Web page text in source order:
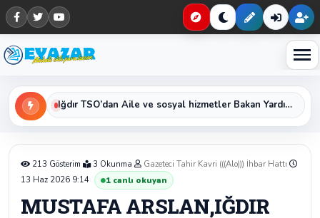
Haberleri keşfet
Iğdır TSO’dan Aile ve sosyal hizmetler Bakan Yardımcısı Sayın Sevim Sayım Madak ‘a Ziyaret
213 Gösterim 3 Okunma
Gazeteci Tahir Kavri (((Alo))) İhbar Hattı
13 Haz 2026 9:14
1 canlı okuyan
MUSTAFA ARSLAN,IĞDIR